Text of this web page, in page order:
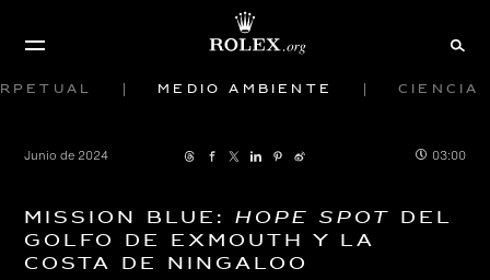
Medio ambiente Ciencia
Junio de 2024 03:00
Mission Blue:Hope Spot del
golfo de Exmouth y la
costa de Ningaloo